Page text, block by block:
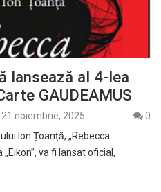
lansează al 4-lea
GAUDEAMUS
21 noiembrie, 2025
0
Ion Țoanță, „Rebecca
va fi lansat oficial,